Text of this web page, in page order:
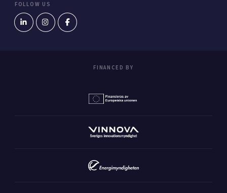
FOLLOW US
FINANCED BY